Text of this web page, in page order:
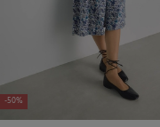
-50%